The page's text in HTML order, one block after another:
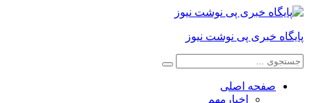
پایگاه خبری پی نوشت نیوز
صفحه اصلی
اخبارمهم